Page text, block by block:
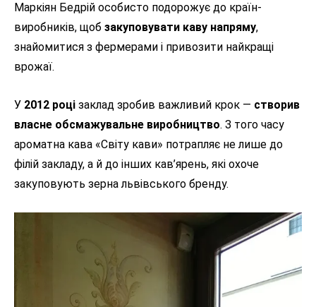
Маркіян Бедрій особисто подорожує до країн-
виробників, щоб закуповувати каву напряму,
знайомитися з фермерами і привозити найкращі
врожаї.
У 2012 році заклад зробив важливий крок — створив
власне обсмажувальне виробництво. З того часу
ароматна кава «Світу кави» потрапляє не лише до
філій закладу, а й до інших кав’ярень, які охоче
закуповують зерна львівського бренду.